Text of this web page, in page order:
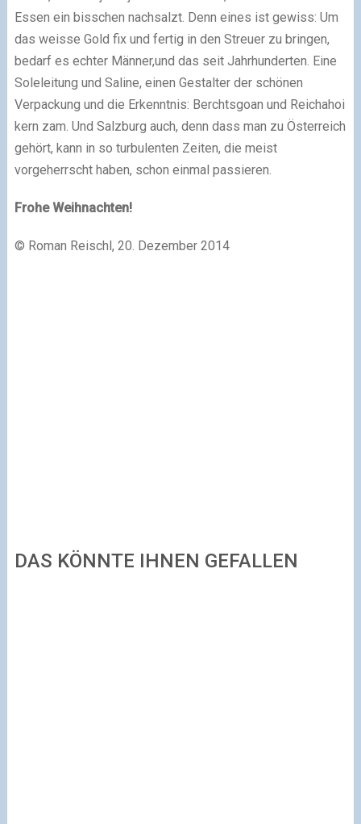
Essen ein bisschen nachsalzt. Denn eines ist gewiss: Um
das weisse Gold fix und fertig in den Streuer zu bringen,
bedarf es echter Männer,und das seit Jahrhunderten. Eine
Soleleitung und Saline, einen Gestalter der schönen
Verpackung und die Erkenntnis: Berchtsgoan und Reichahoi
kern zam. Und Salzburg auch, denn dass man zu Österreich
gehört, kann in so turbulenten Zeiten, die meist
vorgeherrscht haben, schon einmal passieren.
Frohe Weihnachten!
© Roman Reischl, 20. Dezember 2014
DAS KÖNNTE IHNEN GEFALLEN